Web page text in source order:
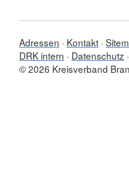
Adressen Kontakt
DRK intern
Datenschutz
© 2026 Kreisverband